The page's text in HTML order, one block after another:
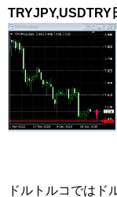
TRYJPY,USDTRY
ドルトルコではド